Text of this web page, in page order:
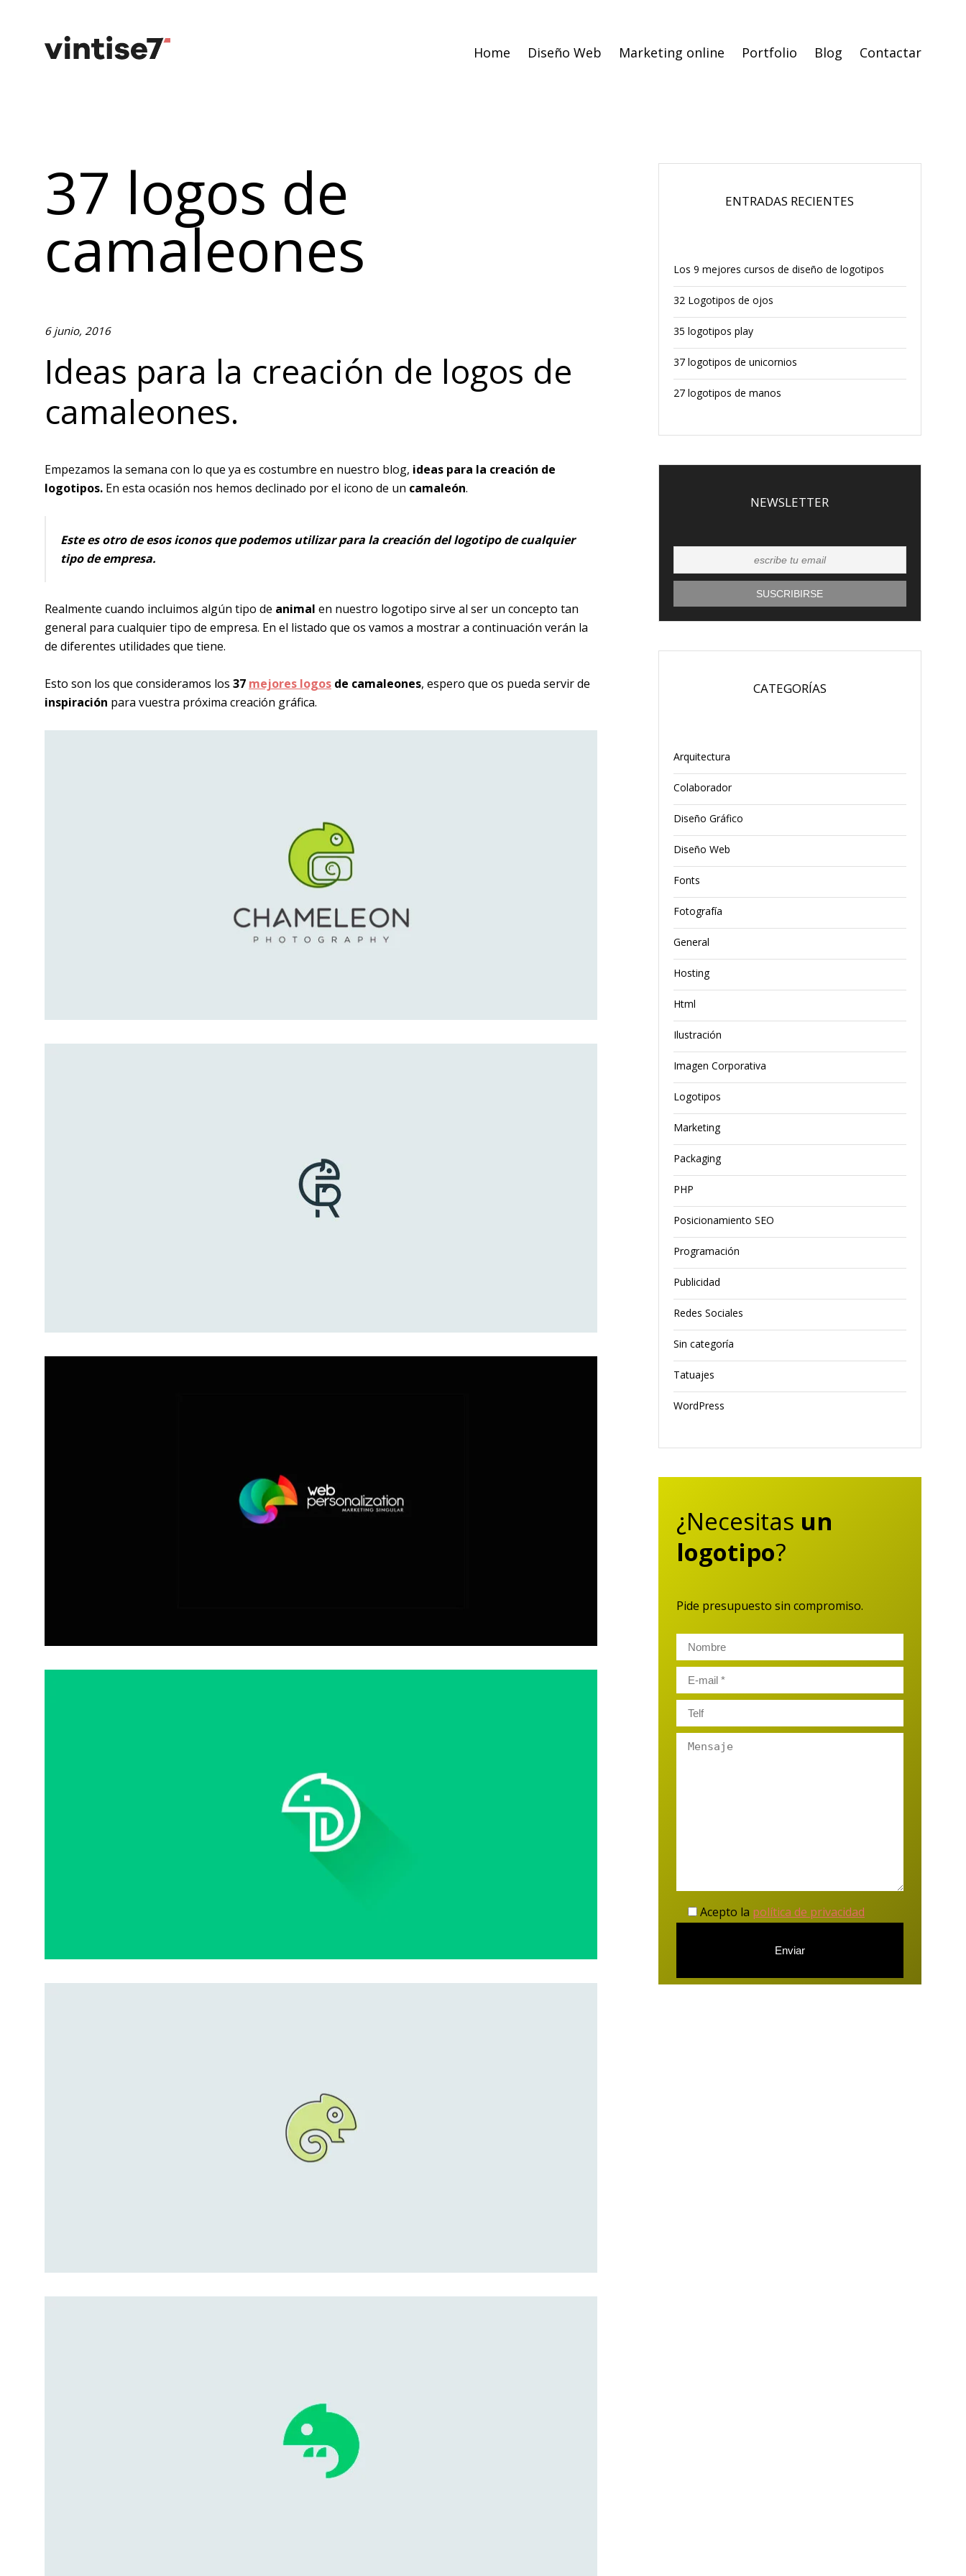
Home Diseño Web Marketing online Portfolio Blog Contactar
37 logos de
camaleones
6 junio, 2016
Ideas para la creación de logos de
camaleones.
Empezamos la semana con lo que ya es costumbre en nuestro blog, ideas para la creación de
logotipos. En esta ocasión nos hemos declinado por el icono de un camaleón.
Este es otro de esos iconos que podemos utilizar para la creación del logotipo de cualquier
tipo de empresa.
Realmente cuando incluimos algún tipo de animal en nuestro logotipo sirve al ser un concepto tan
general para cualquier tipo de empresa. En el listado que os vamos a mostrar a continuación verán la
de diferentes utilidades que tiene.
Esto son los que consideramos los 37 mejores logos de camaleones, espero que os pueda servir de
inspiración para vuestra próxima creación gráfica.
ENTRADAS RECIENTES
Los 9 mejores cursos de diseño de logotipos
32 Logotipos de ojos
35 logotipos play
37 logotipos de unicornios
27 logotipos de manos
NEWSLETTER
CATEGORÍAS
Arquitectura
Colaborador
Diseño Gráfico
Diseño Web
Fonts
Fotografía
General
Hosting
Html
Ilustración
Imagen Corporativa
Logotipos
Marketing
Packaging
PHP
Posicionamiento SEO
Programación
Publicidad
Redes Sociales
Sin categoría
Tatuajes
WordPress
¿Necesitas un
logotipo?
Pide presupuesto sin compromiso.
Acepto la política de privacidad